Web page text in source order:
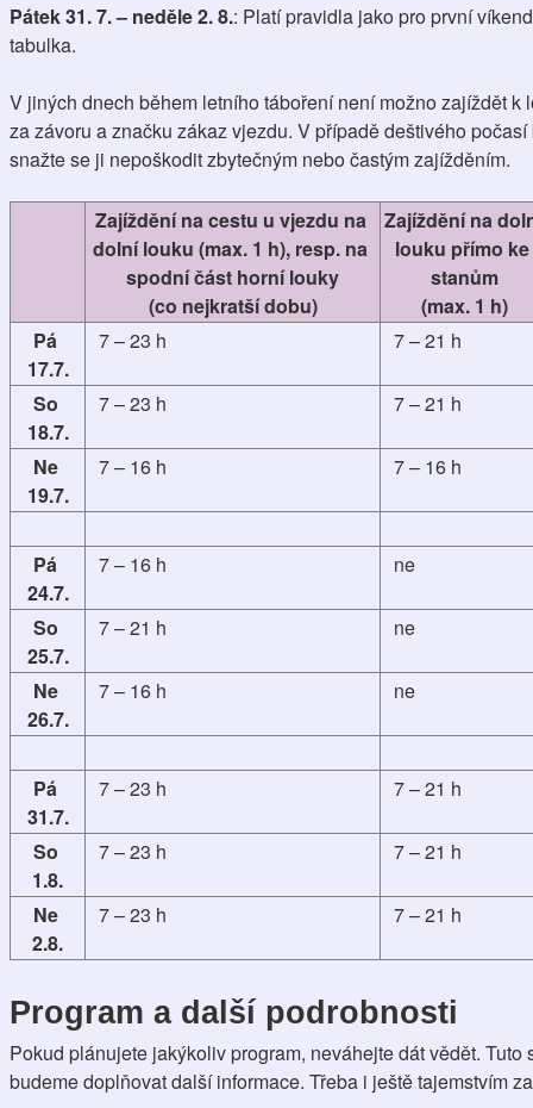
Pátek 31. 7. – neděle 2. 8.: Platí pravidla jako pro první
tabulka.
V jiných dnech během letního táboření není možno zajíždět k
za závoru a značku zákaz vjezdu. V případě deštivého
snažte se ji nepoškodit zbytečným nebo častým zajížděním.
Zajíždění na cestu u vjezdu na
dolní louku (max. 1 h), resp. na
spodní část horní louky
(co nejkratší dobu)
Zajíždění na
louku přímo ke
stanům
(max. 1 h)
Pá
17.7.
7 – 23 h 7 – 21 h
So
18.7.
7 – 23 h 7 – 21 h
Ne
19.7.
7 – 16 h 7 – 16 h
Pá
24.7.
7 – 16 h ne
So
25.7.
7 – 21 h ne
Ne
26.7.
7 – 16 h ne
Pá
31.7.
7 – 23 h 7 – 21 h
So
1.8.
7 – 23 h 7 – 21 h
Ne
2.8.
7 – 23 h 7 – 21 h
Program a další podrobnosti
Pokud plánujete jakýkoliv program, neváhejte dát vědět.
budeme doplňovat další informace. Třeba i ještě tajemstvím